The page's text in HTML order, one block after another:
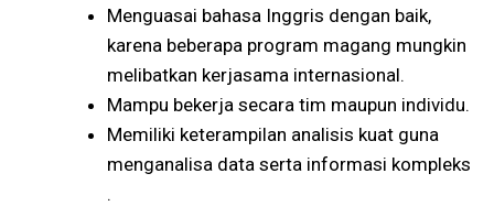
Menguasai bahasa Inggris dengan baik,
karena beberapa program magang mungkin
melibatkan kerjasama internasional.
Mampu bekerja secara tim maupun individu.
Memiliki keterampilan analisis kuat guna
menganalisa data serta informasi kompleks​​
.